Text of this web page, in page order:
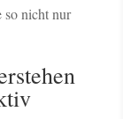
so nicht nur